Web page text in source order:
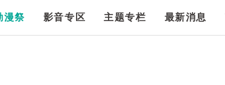
漫祭 影音专区 主题专栏 最新消息